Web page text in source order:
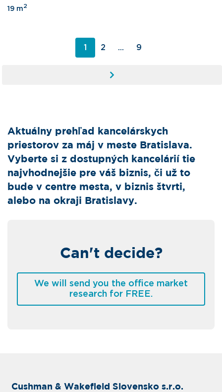
19 m2
1 2 ... 9
Aktuálny prehľad kancelárskych
priestorov za máj v meste Bratislava.
Vyberte si z dostupných kancelárií tie
najvhodnejšie pre váš biznis, či už to
bude v centre mesta, v biznis štvrti,
alebo na okraji Bratislavy.
Can't decide?
We will send you the office market
research for FREE.
Cushman & Wakefield Slovensko s.r.o.